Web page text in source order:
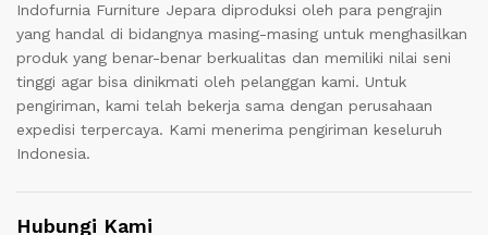
Indofurnia Furniture Jepara diproduksi oleh para pengrajin
yang handal di bidangnya masing-masing untuk menghasilkan
produk yang benar-benar berkualitas dan memiliki nilai seni
tinggi agar bisa dinikmati oleh pelanggan kami. Untuk
pengiriman, kami telah bekerja sama dengan perusahaan
expedisi terpercaya. Kami menerima pengiriman keseluruh
Indonesia.
Hubungi Kami